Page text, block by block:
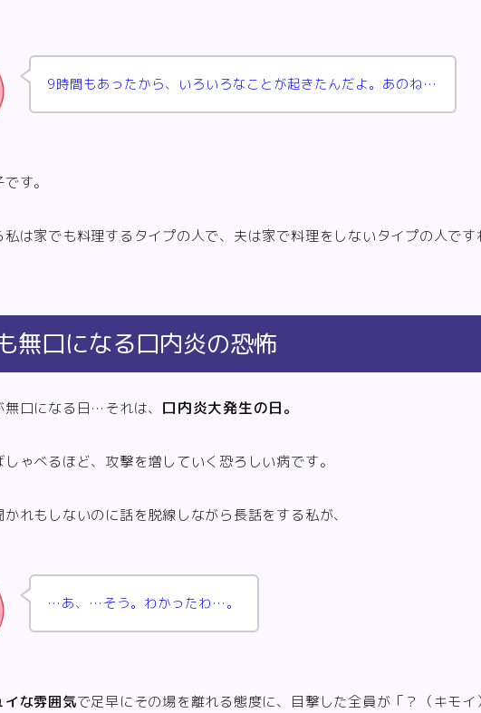
9時間もあったから、いろいろなことが起きたんだよ。あのね…
す。
私は家でも料理するタイプの人で、夫は家で料理をしないタイプの人で
無口になる口内炎の恐怖
無口になる日…それは、 口内炎大発生の日。
しゃべるほど、攻撃を増していく恐ろしい病です。
かれもしないのに話を脱線しながら長話をする私が、
…あ、…そう。わかったわ…。
イな雰囲気で足早にその場を離れる態度に、目撃した全員が「？（キモ